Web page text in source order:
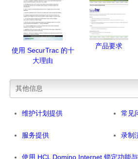
使用 SecurTrac 的十
大理由
产品要求
其他信息
维护计划提供 常见
服务提供 录制
使用 HCL Domino Internet 锁定功能